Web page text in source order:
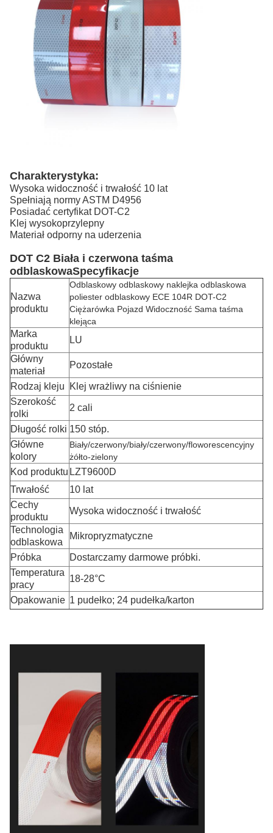
Charakterystyka:
Wysoka widoczność i trwałość 10 lat
Spełniają normy ASTM D4956
Posiadać certyfikat DOT-C2
Klej wysokoprzylepny
Materiał odporny na uderzenia
DOT C2 Biała i czerwona taśma
odblaskowaSpecyfikacje
Nazwa
produktu
Odblaskowy odblaskowy naklejka odblaskowa
poliester odblaskowy ECE 104R DOT-C2
Ciężarówka Pojazd Widoczność Sama taśma
klejąca
Marka
produktu
LU
Główny
materiał
Pozostałe
Rodzaj kleju
Klej wrażliwy na ciśnienie
Szerokość
rolki
2 cali
Długość rolki 150 stóp.
Główne
kolory
Biały/czerwony/biały/czerwony/floworescencyjny
żółto-zielony
Kod produktu LZT9600D
Trwałość
10 lat
Cechy
produktu
Wysoka widoczność i trwałość
Technologia
odblaskowa
Mikropryzmatyczne
Próbka
Dostarczamy darmowe próbki.
Temperatura
pracy
18-28°C
Opakowanie 1 pudełko; 24 pudełka/karton